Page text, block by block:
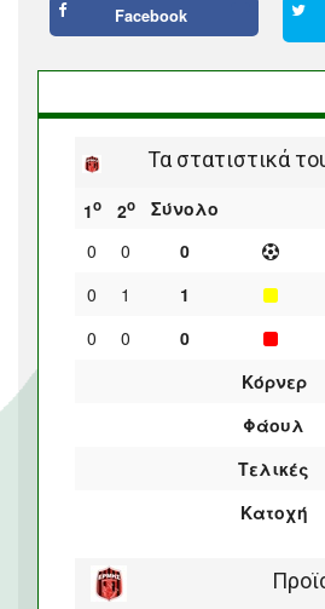
Facebook
Τα στατιστικά
1ο 2ο Σύνολο
0 0 0
0
1 1
0
0 0
Κόρνερ
Φάουλ
Τελικές
Κατοχή